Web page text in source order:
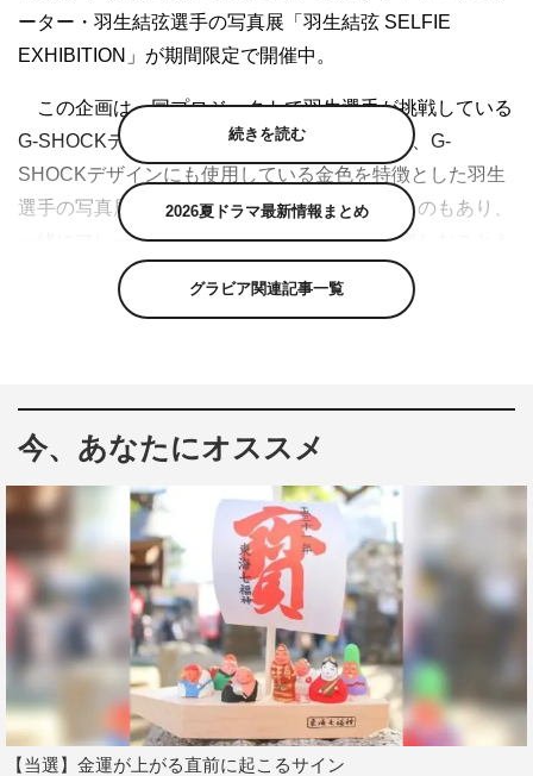
ーター・羽生結弦選手の写真展「羽生結弦 SELFIE
EXHIBITION」が期間限定で開催中。
この企画は、同プロジェクトで羽生選手が挑戦している
G-SHOCKデザインのプロデュース連動企画で、G-
SHOCKデザインにも使用している金色を特徴とした羽生
選手の写真展となる。中にはフレームつきのものもあり、
一緒にフレームに入ってツーショット感覚で楽しむことも
「羽生結弦展」概要
展示会日程：10月16日（月）～22日（日）
羽生結弦デザインプロデュース「オリジナルG-SHOCKプ
レゼントキャンペーン」
応募期間 ：10月17日10：00～2018年3月31日23：59
賞品：羽生結弦プロデュース オリジナルG-SHOCK
当選者数：1,000名様
対象商品：キシリトールXアソートボトル（必須）、キシ
リトールシリーズ全品
続きを読む
2026夏ドラマ最新情報まとめ
グラビア関連記事一覧
今、あなたにオススメ
【当選】金運が上がる直前に起こるサイン